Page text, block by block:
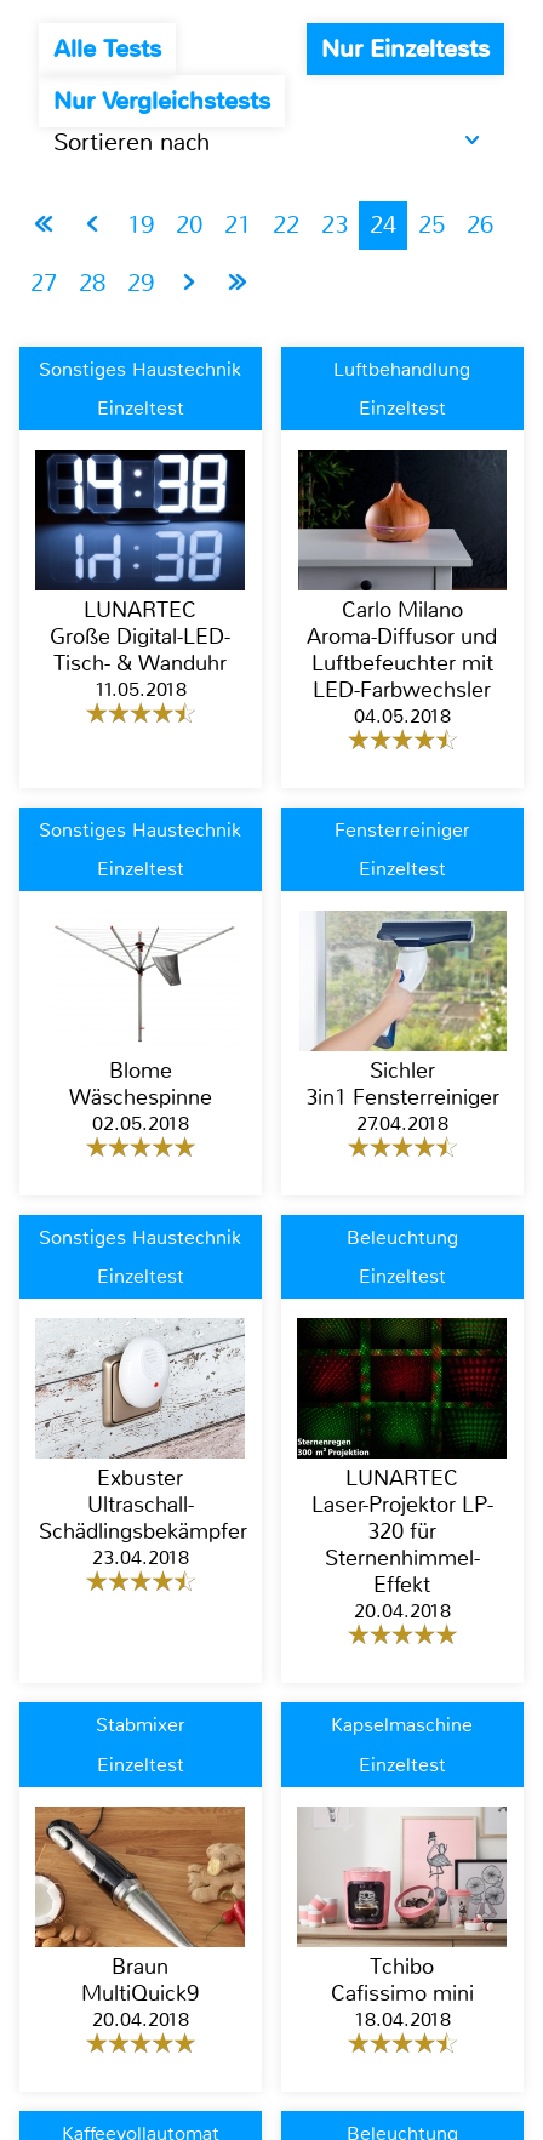
Alle Tests
Nur Einzeltests
Nur Vergleichstests
Sortieren nach
19 20 21 22 23 24 25
26
27
28 29
Sonstiges Haustechnik
Einzeltest
LUNARTEC
Große Digital-LED-
Tisch- & Wanduhr
11.05.2018
Luftbehandlung
Einzeltest
Carlo Milano
Aroma-Diffusor und
Luftbefeuchter mit
LED-Farbwechsler
04.05.2018
Sonstiges Haustechnik
Einzeltest
Blome
Wäschespinne
02.05.2018
Fensterreiniger
Einzeltest
Sichler
3in1 Fensterreiniger
27.04.2018
Sonstiges Haustechnik
Einzeltest
Exbuster
Ultraschall-
Schädlingsbekämpfer
23.04.2018
Beleuchtung
Einzeltest
LUNARTEC
Laser-Projektor LP-
320 für
Sternenhimmel-
Effekt
20.04.2018
Stabmixer
Einzeltest
Braun
MultiQuick9
20.04.2018
Kapselmaschine
Einzeltest
Tchibo
Cafissimo mini
18.04.2018
Kaffeevollautomat Beleuchtung